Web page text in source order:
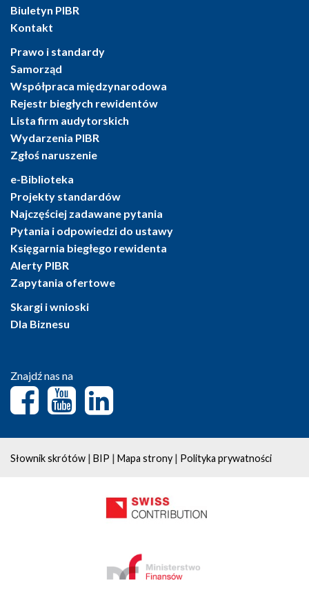
Biuletyn PIBR
Kontakt
Prawo i standardy
Samorząd
Współpraca międzynarodowa
Rejestr biegłych rewidentów
Lista firm audytorskich
Wydarzenia PIBR
Zgłoś naruszenie
e-Biblioteka
Projekty standardów
Najczęściej zadawane pytania
Pytania i odpowiedzi do ustawy
Księgarnia biegłego rewidenta
Alerty PIBR
Zapytania ofertowe
Skargi i wnioski
Dla Biznesu
Znajdź nas na
Słownik skrótów | BIP | Mapa strony | Polityka prywatności